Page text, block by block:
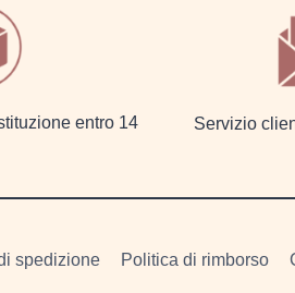
entro 14
Servizio
spedizione Politica di rimborso